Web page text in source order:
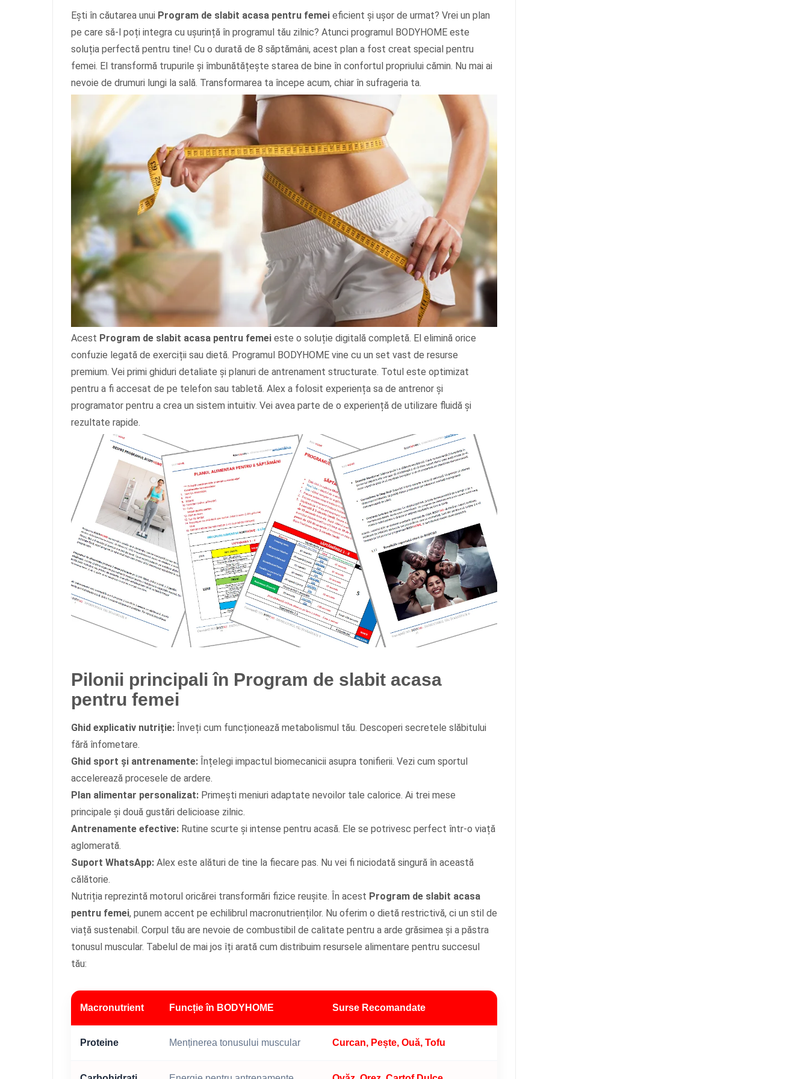
Ești în căutarea unui Program de slabit acasa pentru femei eficient și ușor de urmat? Vrei un plan
pe care să-l poți integra cu ușurință în programul tău zilnic? Atunci programul BODYHOME este
soluția perfectă pentru tine! Cu o durată de 8 săptămâni, acest plan a fost creat special pentru
femei. El transformă trupurile și îmbunătățește starea de bine în confortul propriului cămin. Nu mai ai
nevoie de drumuri lungi la sală. Transformarea ta începe acum, chiar în sufrageria ta.
Acest Program de slabit acasa pentru femei este o soluție digitală completă. El elimină orice
confuzie legată de exerciții sau dietă. Programul BODYHOME vine cu un set vast de resurse
premium. Vei primi ghiduri detaliate și planuri de antrenament structurate. Totul este optimizat
pentru a fi accesat de pe telefon sau tabletă. Alex a folosit experiența sa de antrenor și
programator pentru a crea un sistem intuitiv. Vei avea parte de o experiență de utilizare fluidă și
rezultate rapide.
Pilonii principali în Program de slabit acasa
pentru femei
Ghid explicativ nutriție: Înveți cum funcționează metabolismul tău. Descoperi secretele slăbitului
fără înfometare.
Ghid sport și antrenamente: Înțelegi impactul biomecanicii asupra tonifierii. Vezi cum sportul
accelerează procesele de ardere.
Plan alimentar personalizat: Primești meniuri adaptate nevoilor tale calorice. Ai trei mese
principale și două gustări delicioase zilnic.
Antrenamente efective: Rutine scurte și intense pentru acasă. Ele se potrivesc perfect într-o viață
aglomerată.
Suport WhatsApp: Alex este alături de tine la fiecare pas. Nu vei fi niciodată singură în această
călătorie.
Nutriția reprezintă motorul oricărei transformări fizice reușite. În acest Program de slabit acasa
pentru femei, punem accent pe echilibrul macronutrienților. Nu oferim o dietă restrictivă, ci un stil de
viață sustenabil. Corpul tău are nevoie de combustibil de calitate pentru a arde grăsimea și a păstra
tonusul muscular. Tabelul de mai jos îți arată cum distribuim resursele alimentare pentru succesul
tău:
Macronutrient Funcție în BODYHOME Surse Recomandate
Proteine Menținerea tonusului muscular Curcan, Pește, Ouă, Tofu